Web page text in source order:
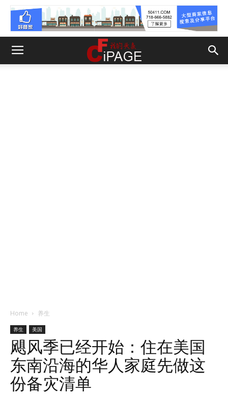
Home 养生
养生 美国
飓风季已经开始：住在美国
东南沿海的华人家庭先做这
份备灾清单